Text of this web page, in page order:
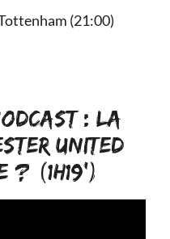
(21:00)
: LA
UNITED
? (1H19')